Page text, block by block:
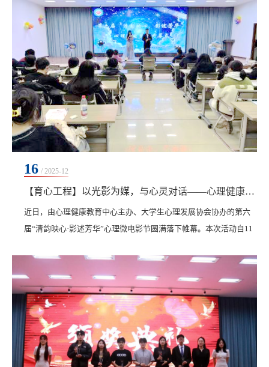
食品安全管理的六大核心模块：操作间管理、库房管理、留样管
理、记录书写、检查重点要点及存档规范。在齐师专食堂负责人孟
凡永、谷立嘉的全程陪同下，学习小组深入食堂操作间、...
16 / 2025-12
【育心工程】以光影为媒，与心灵对话——心理健康教育中心举办第六届心理微电影节系列活动
​近日，由心理健康教育中心主办、大学生心理发展协会协办的第六
届“清韵映心·影述芳华”心理微电影节圆满落下帷幕。本次活动自11
丰富多样的形式引导学子关注心理健康，传递温暖与力量。活动在
温馨的光影开幕式后正式展开。其间，“心”有灵犀猜词挑战、“心”流
共鸣围坐分享、“心”之歌音乐交流、“心之音”朗读沙龙等环节依次开
展，同学们在互动中拉近距离，在倾...